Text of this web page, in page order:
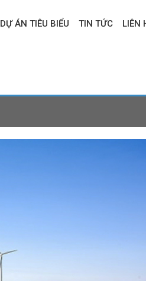
DỰ ÁN TIÊU BIỂU TIN TỨC LIÊN